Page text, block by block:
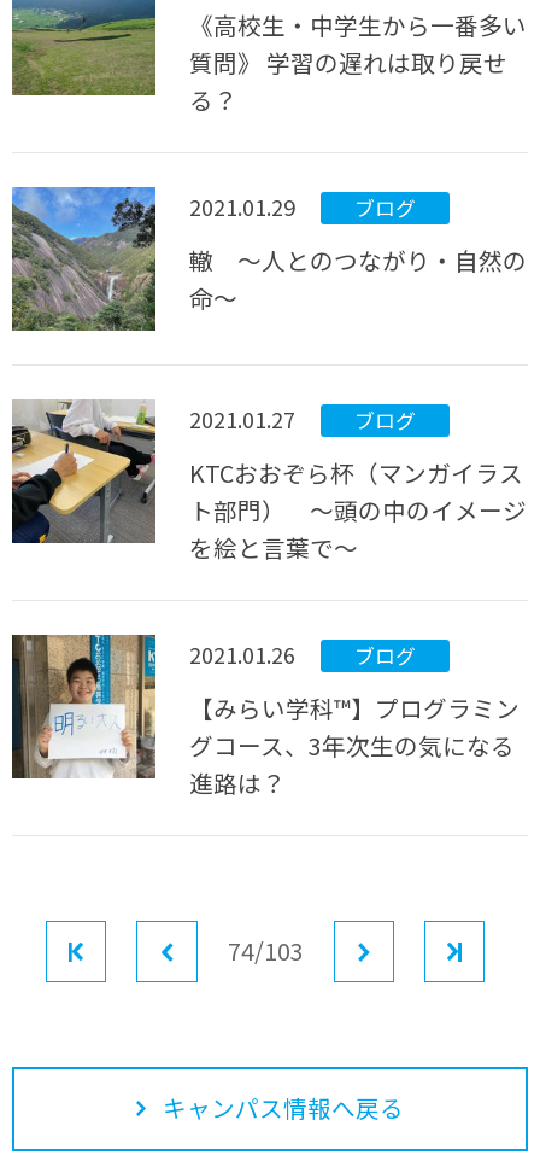
《高校生・中学生から一番多い
質問》 学習の遅れは取り戻せ
る？
2021.01.29 ブログ
轍 ～人とのつながり・自然の
命～
2021.01.27 ブログ
KTCおおぞら杯（マンガイラス
ト部門） ～頭の中のイメージ
を絵と言葉で～
2021.01.26 ブログ
【みらい学科™】プログラミン
グコース、3年次生の気になる
進路は？
前へ74/103
キャンパス情報へ戻る